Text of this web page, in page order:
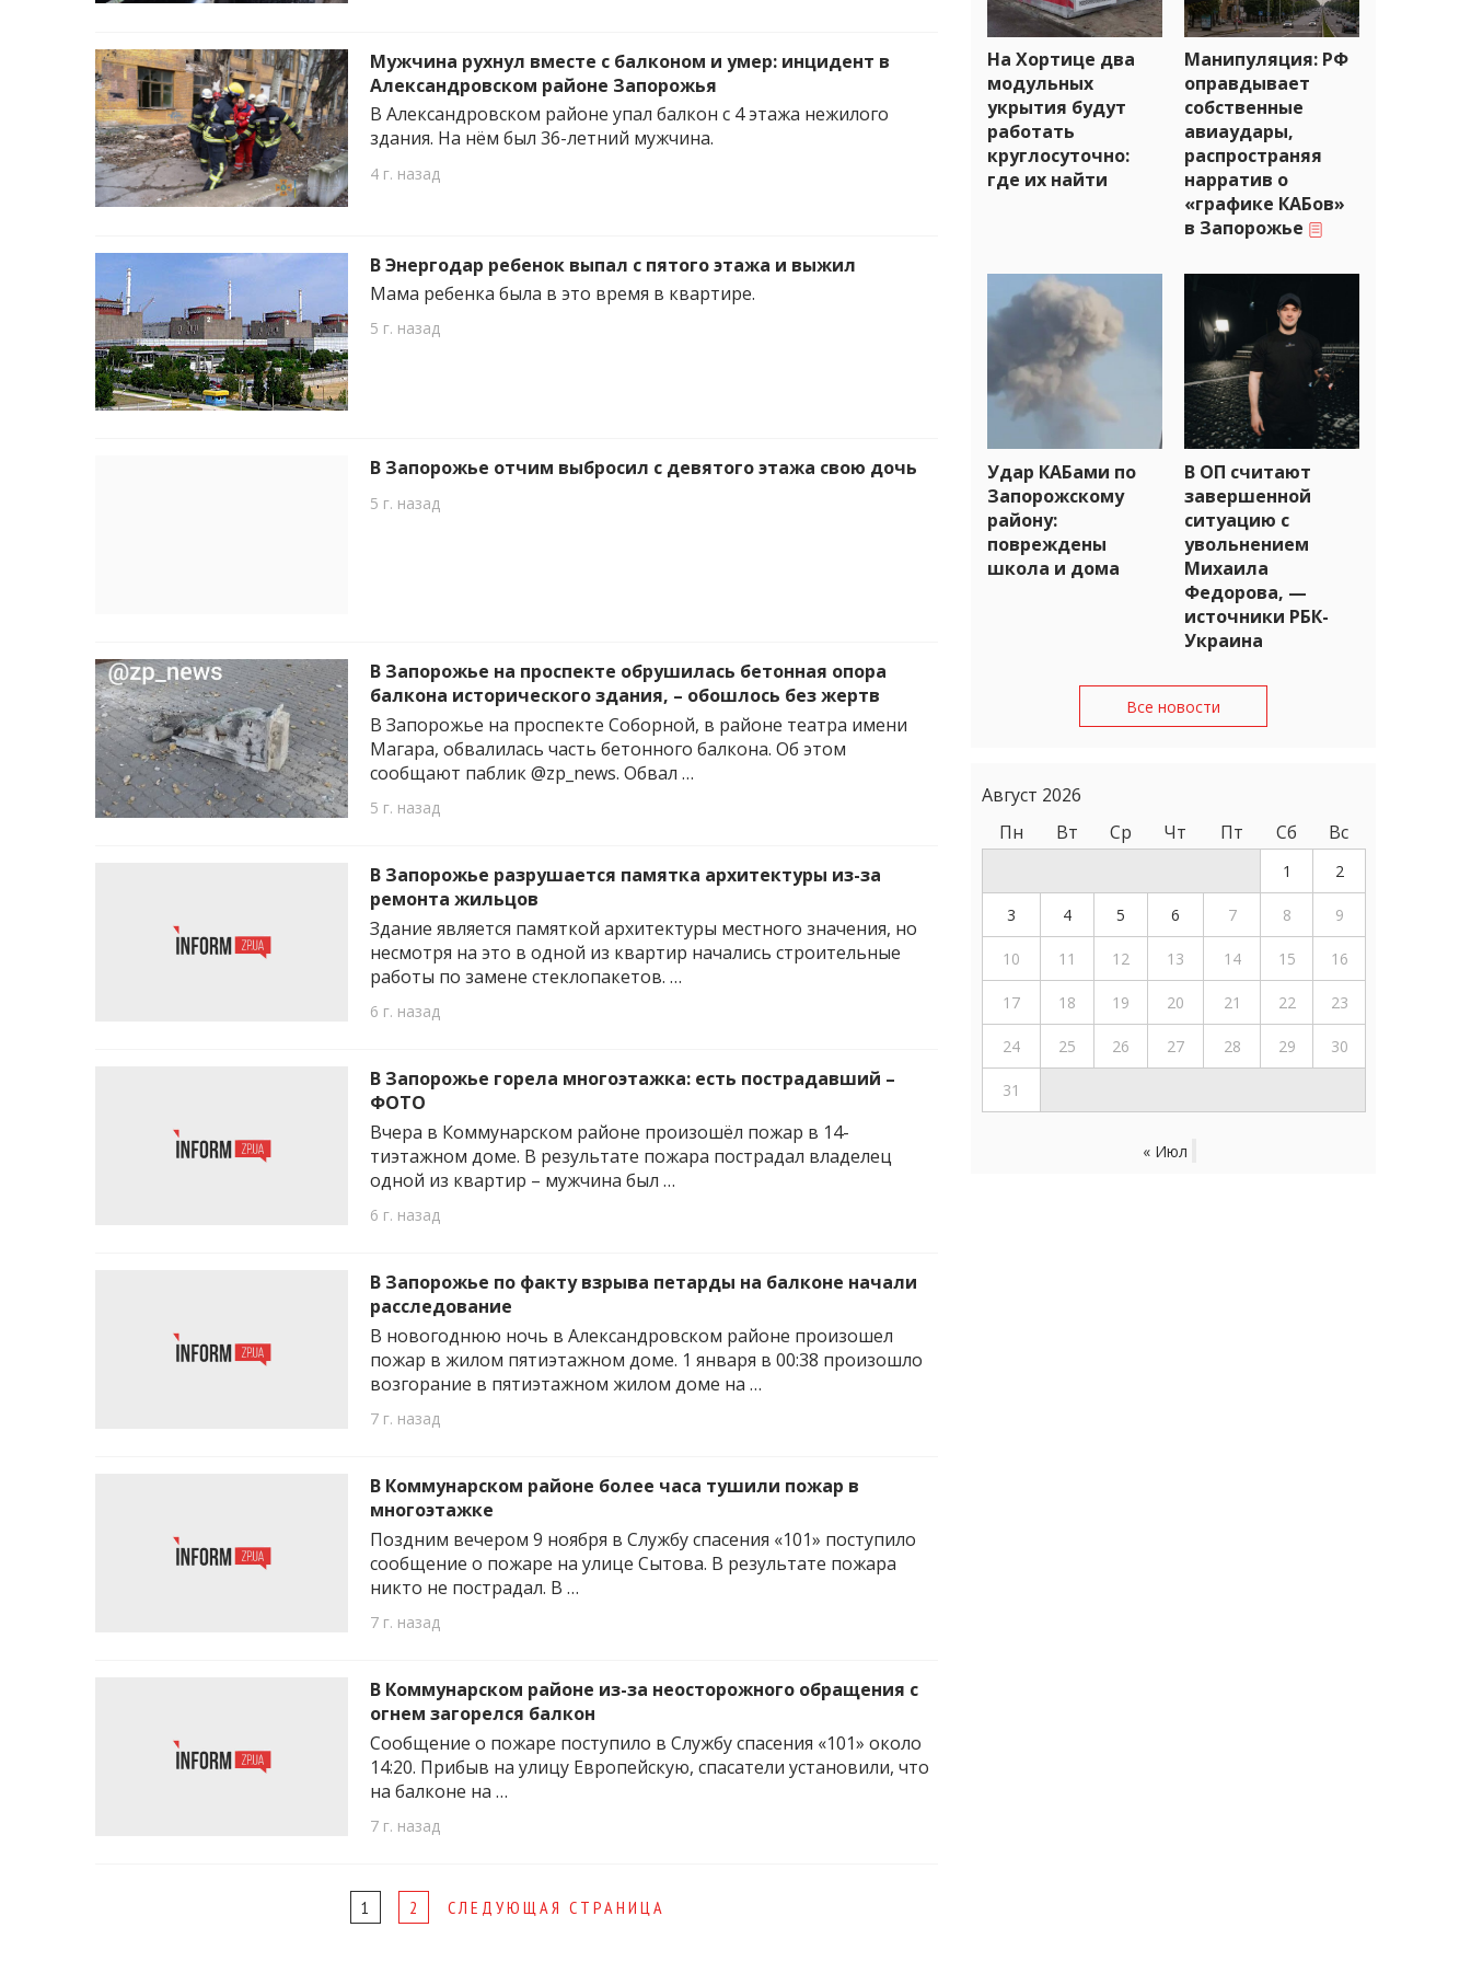
Мужчина рухнул вместе с балконом и умер: инцидент в
Александровском районе Запорожья
В Александровском районе упал балкон с 4 этажа нежилого
здания. На нём был 36-летний мужчина.
4 г. назад
В Энергодар ребенок выпал с пятого этажа и выжил
Мама ребенка была в это время в квартире.
5 г. назад
В Запорожье отчим выбросил с девятого этажа свою дочь
5 г. назад
В Запорожье на проспекте обрушилась бетонная опора
балкона исторического здания, – обошлось без жертв
В Запорожье на проспекте Соборной, в районе театра имени
Магара, обвалилась часть бетонного балкона. Об этом
сообщают паблик @zp_news. Обвал …
5 г. назад
В Запорожье разрушается памятка архитектуры из-за
ремонта жильцов
Здание является памяткой архитектуры местного значения, но
несмотря на это в одной из квартир начались строительные
работы по замене стеклопакетов. …
6 г. назад
В Запорожье горела многоэтажка: есть пострадавший –
ФОТО
Вчера в Коммунарском районе произошёл пожар в 14-
тиэтажном доме. В результате пожара пострадал владелец
одной из квартир – мужчина был …
6 г. назад
В Запорожье по факту взрыва петарды на балконе начали
расследование
В новогоднюю ночь в Александровском районе произошел
пожар в жилом пятиэтажном доме. 1 января в 00:38 произошло
возгорание в пятиэтажном жилом доме на …
7 г. назад
В Коммунарском районе более часа тушили пожар в
многоэтажке
Поздним вечером 9 ноября в Службу спасения «101» поступило
сообщение о пожаре на улице Сытова. В результате пожара
никто не пострадал. В …
7 г. назад
В Коммунарском районе из-за неосторожного обращения с
огнем загорелся балкон
Сообщение о пожаре поступило в Службу спасения «101» около
14:20. Прибыв на улицу Европейскую, спасатели установили, что
на балконе на …
7 г. назад
1 2 СЛЕДУЮЩАЯ СТРАНИЦА
На Хортице два
модульных
укрытия будут
работать
круглосуточно:
где их найти
Манипуляция: РФ
оправдывает
собственные
авиаудары,
распространяя
нарратив о
«графике КАБов»
в Запорожье
Удар КАБами по
Запорожскому
району:
повреждены
школа и дома
В ОП считают
завершенной
ситуацию с
увольнением
Михаила
Федорова, —
источники РБК-
Украина
Все новости
Август 2026
Пн
Вт Ср Чт Пт Сб Вс
1 2
3 4 5 6 7 8 9
10 11 12 13 14 15 16
17 18 19 20 21 22 23
24 25 26 27 28 29 30
31
« Июл